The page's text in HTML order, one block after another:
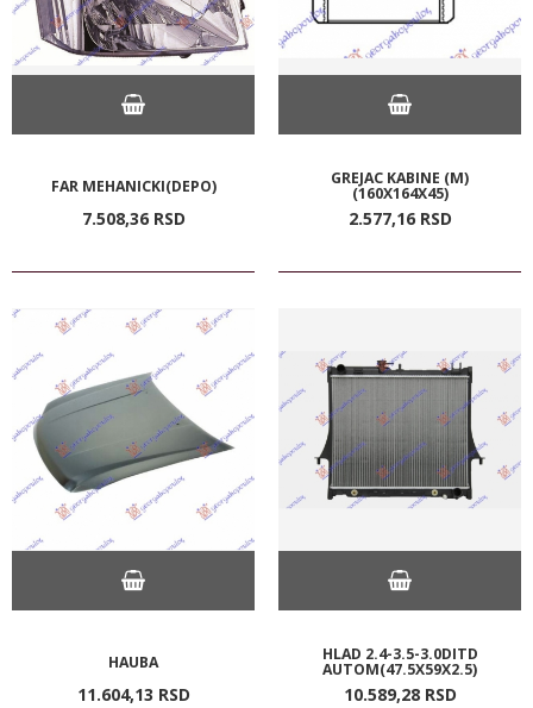
FAR MEHANICKI(DEPO)
7.508,36 RSD
GREJAC KABINE (M)
(160X164X45)
2.577,16 RSD
HAUBA
11.604,13 RSD
HLAD 2.4-3.5-3.0DITD
AUTOM(47.5X59X2.5)
10.589,28 RSD